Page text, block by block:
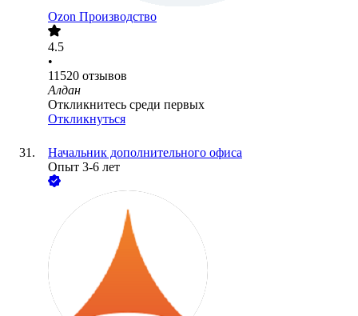
Ozon Производство
4.5
•
11520 отзывов
Алдан
Откликнитесь среди первых
Откликнуться
Начальник дополнительного офиса
Опыт 3-6 лет